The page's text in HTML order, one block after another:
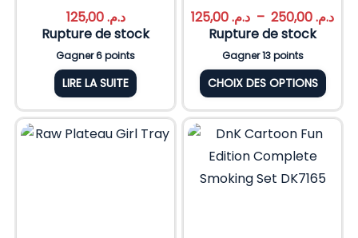
د.م.125,00
Rupture de stock
Gagner 6 points
LIRE LA SUITE
د.م. – د.م.
Rupture de stock
Gagner 13 points
CHOIX DES OPTIONS